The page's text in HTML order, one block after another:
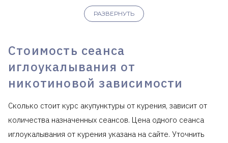
РАЗВЕРНУТЬ
Стоимость сеанса
иглоукалывания от
никотиновой зависимости
Сколько стоит курс акупунктуры от курения, зависит от
количества назначенных сеансов. Цена одного сеанса
иглоукалывания от курения указана на сайте. Уточнить